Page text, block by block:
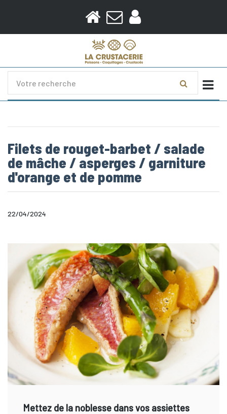
Filets de rouget-barbet / salade
de mâche / asperges / garniture
d'orange et de pomme
22/04/2024
Mettez de la noblesse dans vos assiettes